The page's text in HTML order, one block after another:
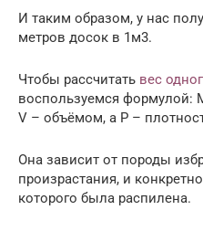
И таким образом, у нас
метров досок в 1м3.
Чтобы рассчитать вес
воспользуемся формулой:
V – объёмом, а P –
Она зависит от породы
произрастания, и
которого была распилена.